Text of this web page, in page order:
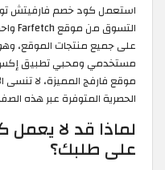
استعمل كود خصم فارفيتش
على جميع منتجات الموقع،
مستخدمي ومحبي تطبيق
موقع فارفج المميزة، لا
الحصرية المتوفرة عبر هذه
لماذا قد لا
على طلبك؟